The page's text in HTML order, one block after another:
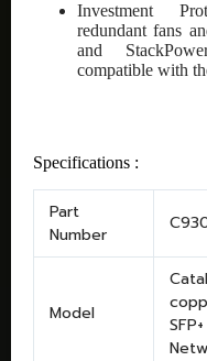
Investment
redundant fans
and
compatible with
Specifications :
Part
Number
Model